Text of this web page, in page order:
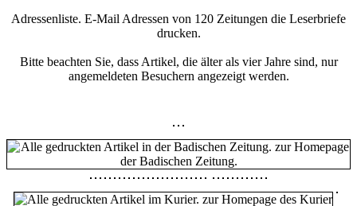
Adressenliste. E-Mail Adressen von 120 Zeitungen die Leserbriefe
drucken.
Bitte beachten Sie, dass Artikel, die älter als vier Jahre sind, nur
angemeldeten Besuchern angezeigt werden.